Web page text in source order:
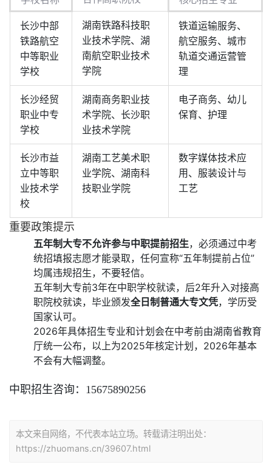
长沙中部
铁路航空
中等职业
学校
湖南铁路科技职
业技术学院、湖
南航空职业技术
学院
铁道运输服务、
航空服务、城市
轨道交通运营管
理
长沙经贸
职业中专
学校
湖南商务职业技
术学院、长沙职
业技术学院
电子商务、幼儿
保育、护理
长沙市益
立中等职
业技术学
校
湖南工艺美术职
业学院、湖南科
技职业学院
数字媒体技术应
用、服装设计与
工艺
重要政策提示
五年制大专不允许参与中职提前招生‌，必须通过中考
统招填报志愿才能录取，任何宣称“五年制提前占位”
均属违规招生，不要轻信。
五年制大专前3年在中职学校就读，后2年升入对接高
职院校就读，毕业颁发‌全日制普通大专文凭‌，学历受
国家认可。
2026年具体招生专业和计划会在中考前由湖南省教育
厅统一公布，以上为2025年核定计划，2026年基本
不会有大幅调整。
中职招生咨询：15675890256
本文来自网络，不代表本站立场。转载请注明出处：
https://zhuomans.cn/39607.html